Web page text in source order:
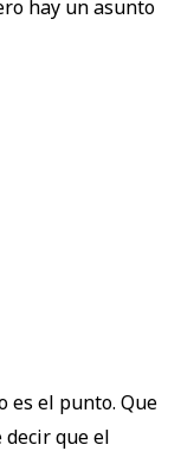
hay un asunto
es el punto. Que
que el